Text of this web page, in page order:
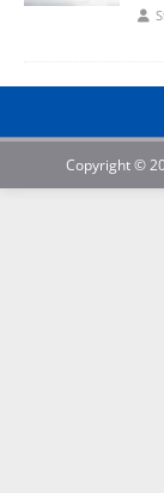
Copyright ©